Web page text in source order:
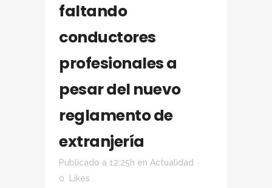
faltando
conductores
profesionales a
pesar del nuevo
reglamento de
extranjería
Publicado a 12:25h en Actualidad
0
Likes